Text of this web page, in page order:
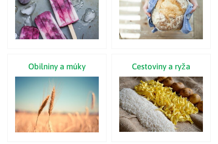
Obilniny a múky Cestoviny a ryža